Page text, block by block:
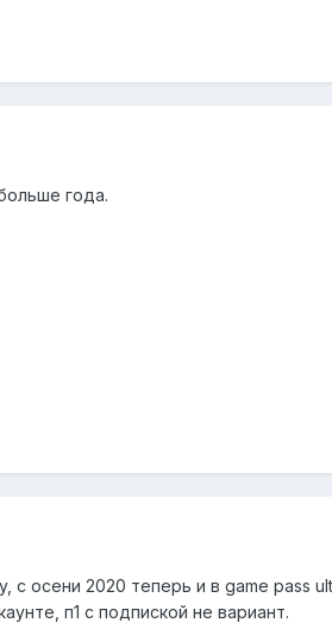
года.
с осени 2020 теперь и в game pass
п1 с подпиской не вариант.